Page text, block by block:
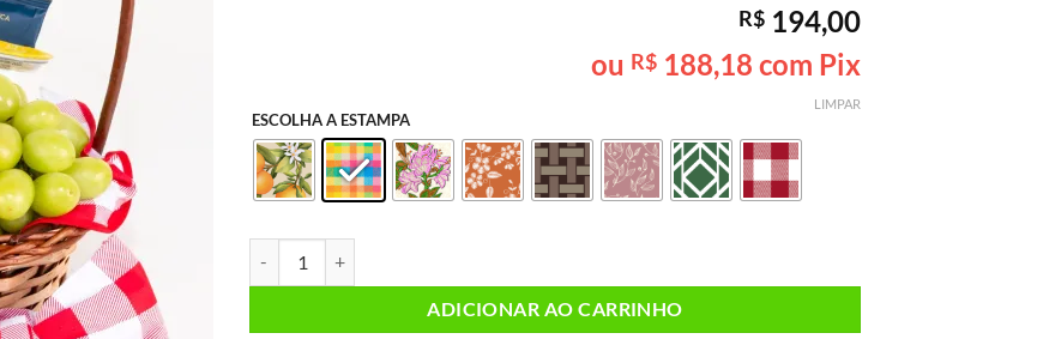
Avaliado
como5de
5, com
baseado em
1
de cliente
R$ 194,00
ou R$ 188,18 com Pix
ESCOLHA A ESTAMPA
LIMPAR
ADICIONAR AO CARRINHO